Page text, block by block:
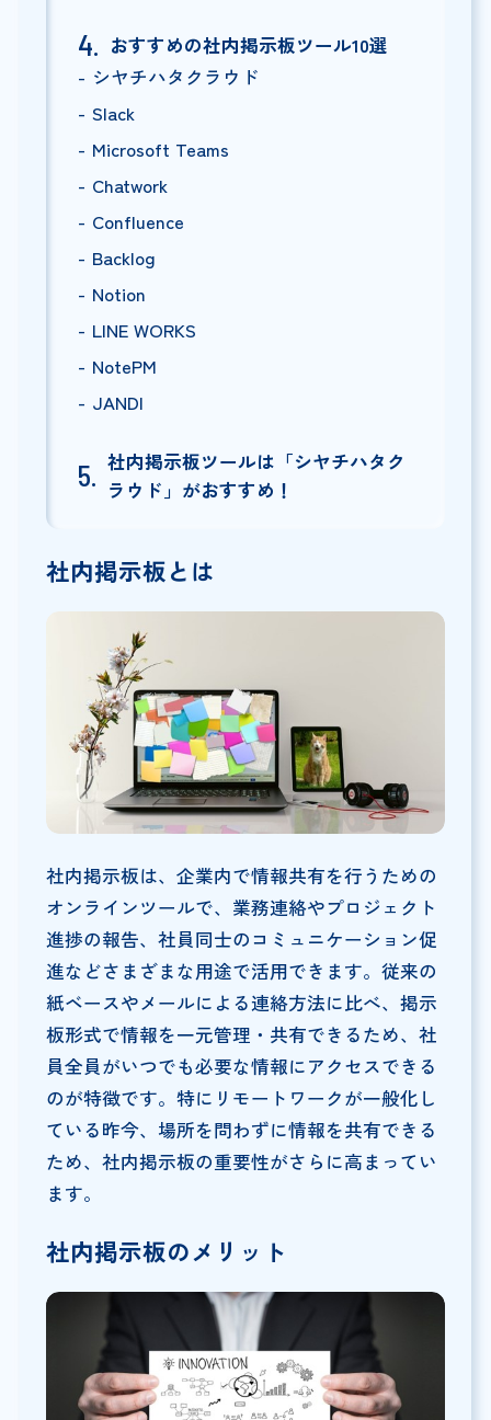
おすすめの社内掲示板ツール10選
シヤチハタクラウド
Slack
Microsoft Teams
Chatwork
Confluence
Backlog
Notion
LINE WORKS
NotePM
JANDI
社内掲示板ツールは「シヤチハタク
ラウド」がおすすめ！
社内掲示板とは
社内掲示板は、企業内で情報共有を行うための
オンラインツールで、業務連絡やプロジェクト
進捗の報告、社員同士のコミュニケーション促
進などさまざまな用途で活用できます。従来の
紙ベースやメールによる連絡方法に比べ、掲示
板形式で情報を一元管理・共有できるため、社
員全員がいつでも必要な情報にアクセスできる
のが特徴です。特にリモートワークが一般化し
ている昨今、場所を問わずに情報を共有できる
ため、社内掲示板の重要性がさらに高まってい
ます。
社内掲示板のメリット